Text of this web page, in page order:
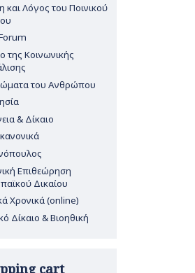
και Λόγος του Ποινικού
της Κοινωνικής
του Ανθρώπου
& Δίκαιο
Επιθεώρηση
Δικαίου
Χρονικά (online)
Δίκαιο & Βιοηθική
cart